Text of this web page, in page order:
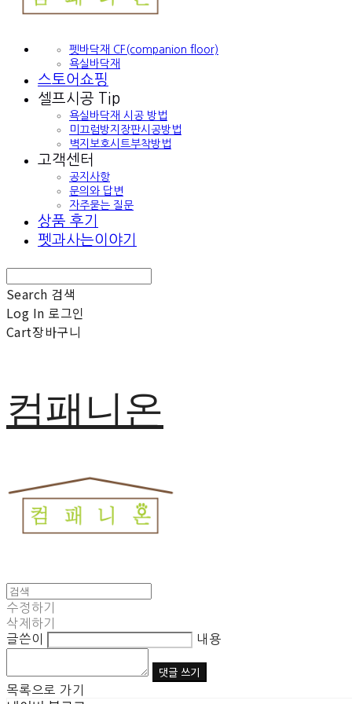
펫바닥재 CF(companion floor)
욕실바닥재
스토어쇼핑
셀프시공 Tip
욕실바닥재 시공 방법
미끄럼방지장판시공방법
벽지보호시트부착방법
고객센터
공지사항
문의와 답변
자주묻는 질문
상품 후기
펫과사는이야기
Search 검색
Log In 로그인
Cart장바구니
컴패니온
수정하기
삭제하기
글쓴이
내용
댓글 쓰기
목록으로 가기